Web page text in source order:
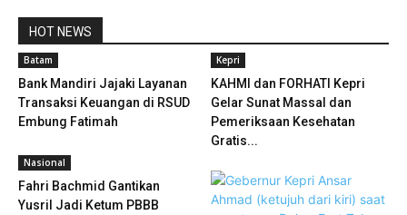
HOT NEWS
Batam
Bank Mandiri Jajaki Layanan
Transaksi Keuangan di RSUD
Embung Fatimah
Kepri
KAHMI dan FORHATI Kepri
Gelar Sunat Massal dan
Pemeriksaan Kesehatan
Gratis...
Nasional
Fahri Bachmid Gantikan
Yusril Jadi Ketum PBBB